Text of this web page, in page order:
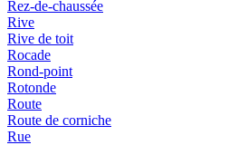
Rez-de-chaussée
Rive
Rive de toit
Rocade
Rond-point
Rotonde
Route
Route de corniche
Rue